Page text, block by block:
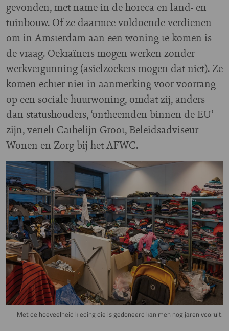
gevonden, met name in de horeca en land- en
tuinbouw. Of ze daarmee voldoende verdienen
om in Amsterdam aan een woning te komen is
de vraag. Oekraïners mogen werken zonder
werkvergunning (asielzoekers mogen dat niet). Ze
komen echter niet in aanmerking voor voorrang
op een sociale huurwoning, omdat zij, anders
dan statushouders, ‘ontheemden binnen de EU’
zijn, vertelt Cathelijn Groot, Beleidsadviseur
Wonen en Zorg bij het AFWC.
Image
Met de hoeveelheid kleding die is gedoneerd kan men nog jaren vooruit.